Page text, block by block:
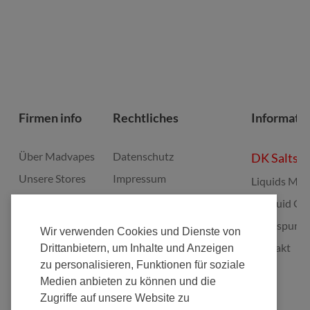
Wir verwenden Cookies und Dienste von
Drittanbietern, um Inhalte und Anzeigen
zu personalisieren, Funktionen für soziale
Medien anbieten zu können und die
Zugriffe auf unsere Website zu
Firmen info
Über Madvapes
Unsere Stores
Fulfillment
Nachhaltigkeit
Rechtliches
Datenschutz
Impressum
Elektrogeräte Rücknahme
Zahlungsarten
AGB's
DK Salts
Liquids
E-Liquid
Kontakt